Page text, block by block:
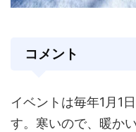
コメント
イベントは毎年1月1
す。寒いので、暖か